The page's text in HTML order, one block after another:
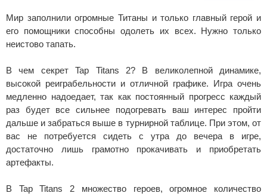
Мир заполнили огромные Титаны и только главный герой и
его помощники способны одолеть их всех. Нужно только
неистово тапать.
В чем секрет Tap Titans 2? В великолепной динамике,
высокой реиграбельности и отличной графике. Игра очень
медленно надоедает, так как постоянный прогресс каждый
раз будет все сильнее подогревать ваш интерес пройти
дальше и забраться выше в турнирной таблице. При этом, от
вас не потребуется сидеть с утра до вечера в игре,
достаточно лишь грамотно прокачивать и приобретать
артефакты.
В Tap Titans 2 множество героев, огромное количество